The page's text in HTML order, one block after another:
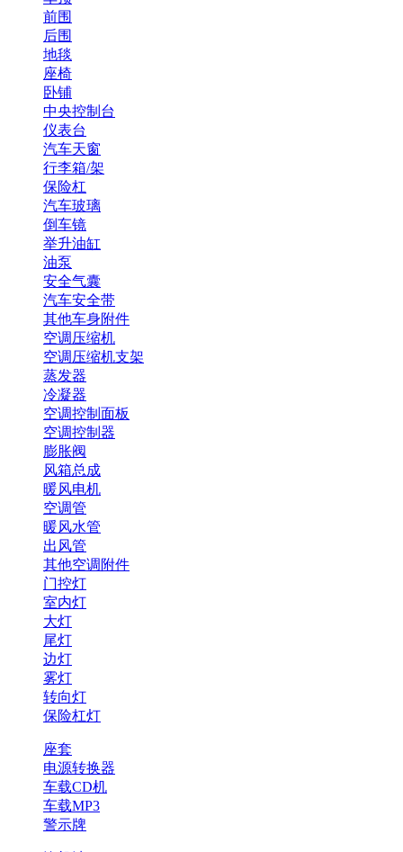
前围
后围
地毯
座椅
卧铺
中央控制台
仪表台
汽车天窗
行李箱/架
保险杠
汽车玻璃
倒车镜
举升油缸
油泵
安全气囊
汽车安全带
其他车身附件
空调压缩机
空调压缩机支架
蒸发器
冷凝器
空调控制面板
空调控制器
膨胀阀
风箱总成
暖风电机
空调管
暖风水管
出风管
其他空调附件
门控灯
室内灯
大灯
尾灯
边灯
雾灯
转向灯
保险杠灯
座套
电源转换器
车载CD机
车载MP3
警示牌